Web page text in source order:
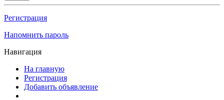
Регистрация
Напомнить пароль
Навигация
На главную
Регистрация
Добавить объявление